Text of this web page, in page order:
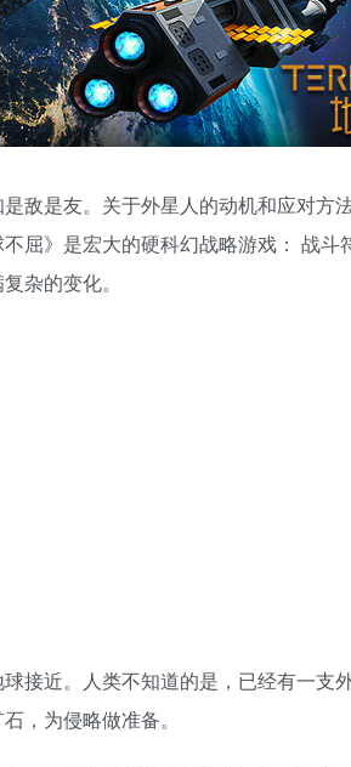
敌是友。关于外星人的动机和应对方
屈》是宏大的硬科幻战略游戏： 战
杂的变化。
接近。人类不知道的是，已经有一
，为侵略做准备。